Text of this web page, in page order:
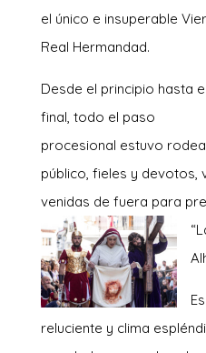
el único e insuperable
Real Hermandad.
Desde el principio hasta el
final, todo el paso
procesional estuvo
público, fieles y devotos,
venidas de fuera para
reluciente y clima